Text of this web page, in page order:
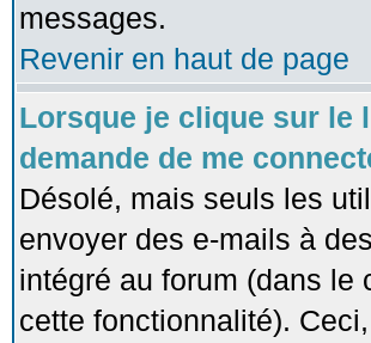
messages.
Revenir en haut de page
Lorsque je clique sur le
demande de me
Désolé, mais seuls les
envoyer des e-mails à
intégré au forum (dans le
cette fonctionnalité).